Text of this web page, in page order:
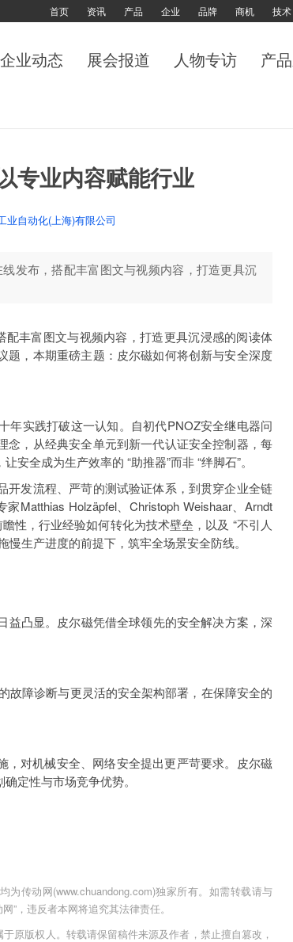
首页 资讯 产品 企业 品牌 商机 技术
企业动态 展会报道 人物专访 产
专业内容赋能行业
业自动化(上海)有限公司
发布，搭配丰富图文与视频内容，打造更具沉
丰富图文与视频内容，打造更具沉浸感的阅读体
题，本期重磅主题：皮尔磁如何将创新与安全深度
年实践打破这一认知。自初代PNOZ安全继电器问
念，从经典安全单元到新一代认证安全控制器，每
全成为生产效率的 “助推器”而非 “绊脚石”。
开发流程、严苛的测试验证体系，到贯穿企业全链
Matthias Holzäpfel、Christoph Weishaar、Arndt
性，行业经验如何转化为技术壁垒，以及 “不引人
生产进度的前提下，筑牢全场景安全防线。
凸显。皮尔磁凭借全球领先的安全解决方案，深
故障诊断与更灵活的安全架构部署，在保障安全的
，对机械安全、网络安全提出更严苛要求。皮尔磁
定性与市场竞争优势。
传动网(www.chuandong.com)独家所有。如需转载请与
”，违反者本网将追究其法律责任。
原版权人。转载请保留稿件来源及作者，禁止擅自篡改，